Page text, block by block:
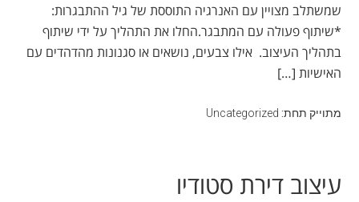
שמשתלב מצויין עם האנרגיה התוססת של גיל ההתבגרות:
*שיתוף פעולה עם המתבגר.החלו את התהליך על ידי שיתוף
בתהליך העיצוב. אילו צבעים, נושאים או סגנונות מהדהדים עם
האישיות […]
מתוייק תחת: Uncategorized
עיצוב דירת סטודיו